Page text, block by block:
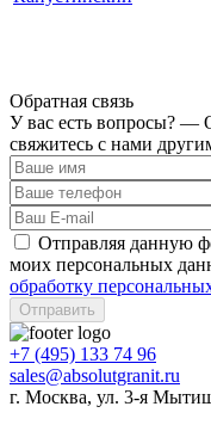
Обратная связь
У вас есть вопросы? —
свяжитесь с нами
Отправляя данную
моих персональных
обработку
Отправить
+7 (495) 133 74 96
sales@absolutgranit.ru
г. Москва, ул. 3-я